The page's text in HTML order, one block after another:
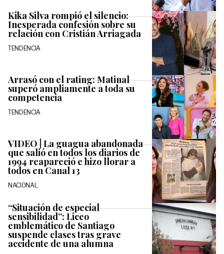
Kika Silva rompió el silencio:
Inesperada confesión sobre su
relación con Cristián Arriagada
TENDENCIA
Arrasó con el rating: Matinal
superó ampliamente a toda su
competencia
TENDENCIA
VIDEO | La guagua abandonada
que salió en todos los diarios de
1994 reapareció e hizo llorar a
todos en Canal 13
NACIONAL
“Situación de especial
sensibilidad”: Liceo
emblemático de Santiago
suspende clases tras grave
accidente de una alumna